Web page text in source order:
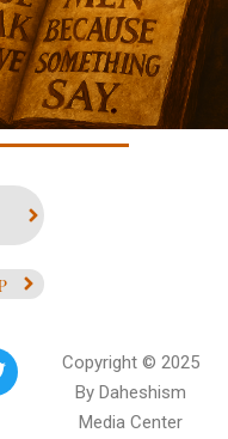
علي بن
Copyright © 2025
By Daheshism
Media Center